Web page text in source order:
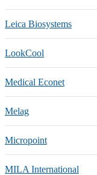
Leica Biosystems
LookCool
Medical Econet
Melag
Micropoint
MILA International